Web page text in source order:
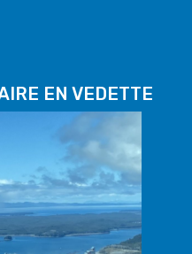
EN VEDETTE